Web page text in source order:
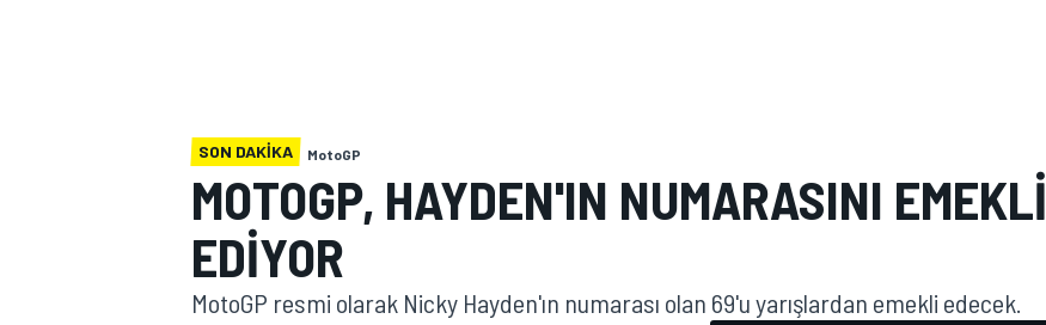
SON DAKIKA MotoGP
MOTOGP, HAYDEN'IN NUMARASINI EMEKLI
EDIYOR
MotoGP resmi olarak Nicky Hayden'ın numarası olan 69'u yarışlardan emekli edecek.